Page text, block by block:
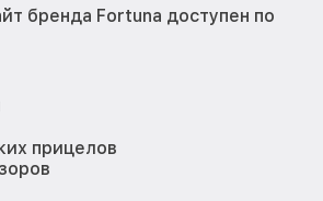
бренда Fortuna доступен по
прицелов